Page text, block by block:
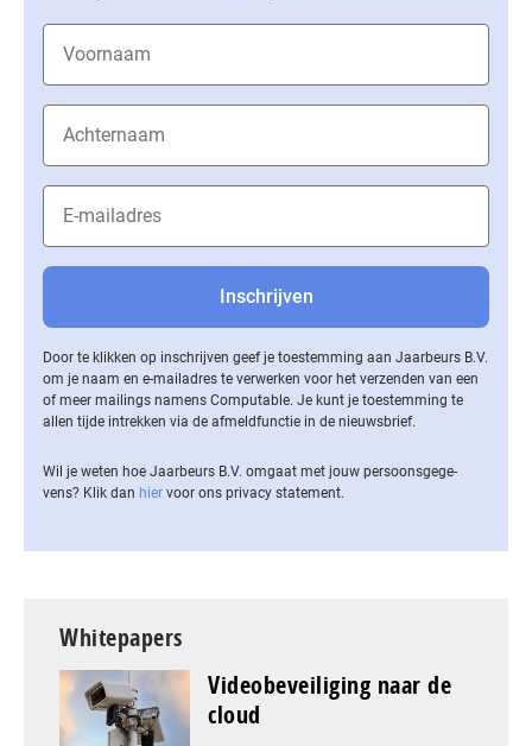
Door te klikken op inschrijven geef je toestemming aan Jaarbeurs B.V.
om je naam en e-mailadres te verwerken voor het verzenden van een
of meer mailings namens Computable. Je kunt je toestemming te
allen tijde intrekken via de af­meld­func­tie in de nieuwsbrief.
Wil je weten hoe Jaarbeurs B.V. omgaat met jouw per­soons­ge­ge­
vens? Klik dan hier voor ons privacy statement.
Whitepapers
Videobeveiliging naar de
cloud